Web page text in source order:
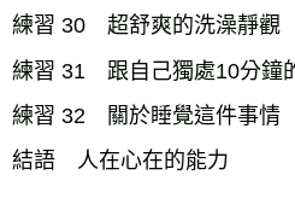
練習 30 超舒爽的洗澡靜觀
練習 31 跟自己獨處10分鐘
練習 32 關於睡覺這件事情
結語 人在心在的能力